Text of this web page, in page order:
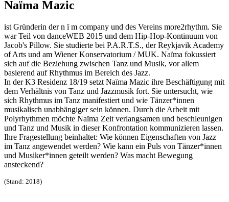
Naïma Mazic
ist Gründerin der n ï m company und des Vereins more2rhythm. Sie
war Teil von danceWEB 2015 und dem Hip-Hop-Kontinuum von
Jacob's Pillow. Sie studierte bei P.A.R.T.S., der Reykjavik Academy
of Arts und am Wiener Konservatorium / MUK. Naïma fokussiert
sich auf die Beziehung zwischen Tanz und Musik, vor allem
basierend auf Rhythmus im Bereich des Jazz.
In der K3 Residenz 18/19 setzt Naïma Mazic ihre Beschäftigung mit
dem Verhältnis von Tanz und Jazzmusik fort. Sie untersucht, wie
sich Rhythmus im Tanz manifestiert und wie Tänzer*innen
musikalisch unabhängiger sein können. Durch die Arbeit mit
Polyrhythmen möchte Naïma Zeit verlangsamen und beschleunigen
und Tanz und Musik in dieser Konfrontation kommunizieren lassen.
Ihre Fragestellung beinhaltet: Wie können Eigenschaften von Jazz
im Tanz angewendet werden? Wie kann ein Puls von Tänzer*innen
und Musiker*innen geteilt werden? Was macht Bewegung
ansteckend?
(Stand: 2018)